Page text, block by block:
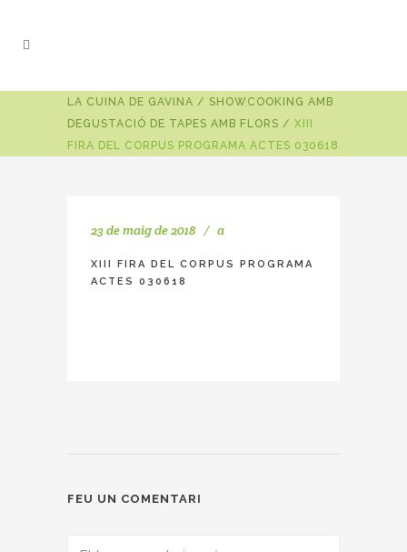
LA CUINA DE GAVINA / SHOWCOOKING AMB
DEGUSTACIÓ DE TAPES AMB FLORS / XIII
FIRA DEL CORPUS PROGRAMA ACTES 030618
23 de maig de 2018 a
XIII FIRA DEL CORPUS PROGRAMA
ACTES 030618
FEU UN COMENTARI